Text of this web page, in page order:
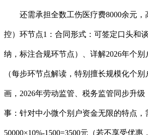
还需承担全数工伤医疗费8000余元，
控）环节点1：合同形式：可签定口头和
纳，标注合规环节点）、详解2026年个
（每步环节点解读，特别擅长规模化个
画，2026年劳动监管、税务监管同步升级
事：针对中小微个别户资金无限的特点，
50000×10%-1500=3500元（若不享受优